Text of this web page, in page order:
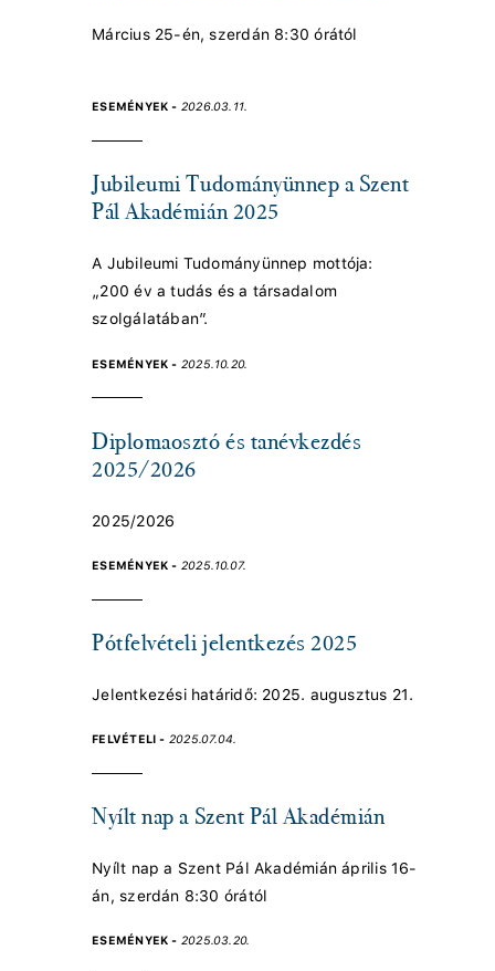
Március 25-én, szerdán 8:30 órától
ESEMÉNYEK - 2026.03.11.
Jubileumi Tudományünnep a Szent
Pál Akadémián 2025
A Jubileumi Tudományünnep mottója:
„200 év a tudás és a társadalom
szolgálatában”.
ESEMÉNYEK - 2025.10.20.
Diplomaosztó és tanévkezdés
2025/2026
2025/2026
ESEMÉNYEK - 2025.10.07.
Pótfelvételi jelentkezés 2025
Jelentkezési határidő: 2025. augusztus 21.
FELVÉTELI - 2025.07.04.
Nyílt nap a Szent Pál Akadémián
Nyílt nap a Szent Pál Akadémián április 16-
án, szerdán 8:30 órától
ESEMÉNYEK - 2025.03.20.